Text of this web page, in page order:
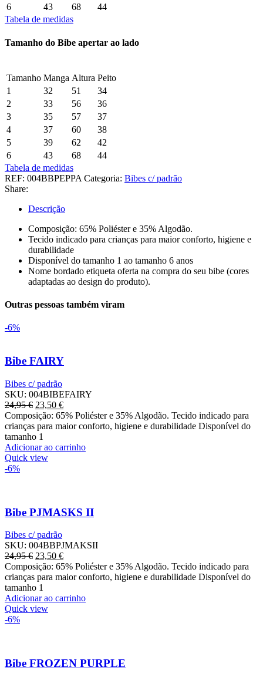
6 43 68
44
Tabela de medidas
Tamanho do Bibe apertar ao lado
Tamanho Manga Altura Peito
1
32 51
34
2
33 56
36
3
35 57
37
4
37 60
38
5
39 62
42
6
43 68
44
Tabela de medidas
REF: 004BBPEPPA Categoria: Bibes c/ padrão
Share:
Descrição
Composição: 65% Poliéster e 35% Algodão.
Tecido indicado para crianças para maior conforto, higiene e
durabilidade
Disponível do tamanho 1 ao tamanho 6 anos
Nome bordado etiqueta oferta na compra do seu bibe (cores
adaptadas ao design do produto).
Outras pessoas também viram
-6%
Bibe FAIRY
Bibes c/ padrão
SKU: 004BIBEFAIRY
24,95€ O
preço
original
era:
24,95 €.
23,50 €Preço
atual
é:
Composição: 65% Poliéster e 35% Algodão. Tecido indicado para
crianças para maior conforto, higiene e durabilidade Disponível do
tamanho 1
Adicionar ao carrinho
Quick view
-6%
Bibe PJMASKS II
Bibes c/ padrão
SKU: 004BBPJMAKSII
24,95€ O
preço
original
era:
24,95 €.
23,50 €Preço
atual
é:
Composição: 65% Poliéster e 35% Algodão. Tecido indicado para
crianças para maior conforto, higiene e durabilidade Disponível do
tamanho 1
Adicionar ao carrinho
Quick view
-6%
Bibe FROZEN PURPLE